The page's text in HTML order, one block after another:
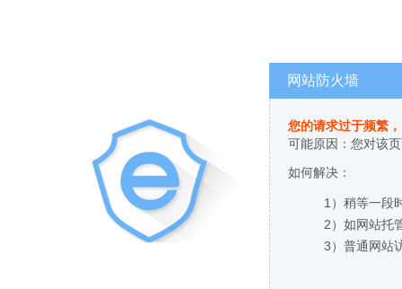
网站防火墙
您的请求过于频繁
可能原因：您对该
如何解决：
1）稍等一段
2）如网站托
3）普通网站